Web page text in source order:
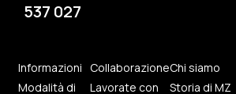
537 027
Informazioni
Modalità di
Collaborazione
Lavorate con
Chi siamo
Storia di MZ